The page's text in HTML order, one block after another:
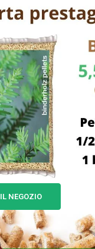
ZUCCHERO
TESCOMA
NEGOZIO